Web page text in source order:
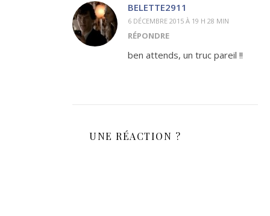
BELETTE2911
6 DÉCEMBRE 2015 À 19 H 28 MIN
RÉPONDRE
ben attends, un truc pareil !!
UNE RÉACTION ?